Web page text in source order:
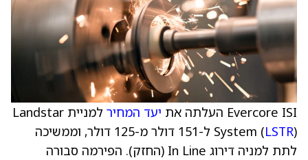
Evercore ISI העלתה את יעד המחיר
למניית Landstar
System (LSTR
) ל-151 דולר מ-125 דולר, וממשיכה
לתת למניה דירוג In Line (החזק). הפירמה סבורה